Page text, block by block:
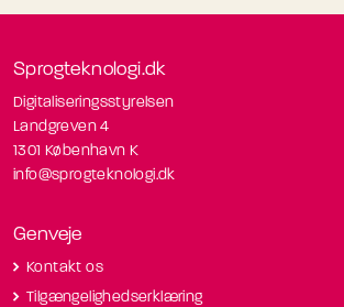
Sprogteknologi.dk
Digitaliseringsstyrelsen
Landgreven 4
1301 København K
info@sprogteknologi.dk
Genveje
Kontakt os
Tilgængelighedserklæring